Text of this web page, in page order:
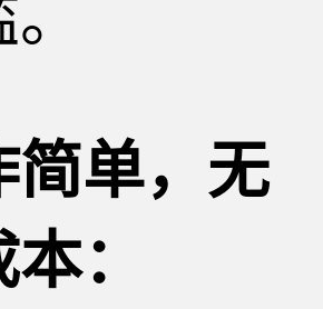
简单，无
：